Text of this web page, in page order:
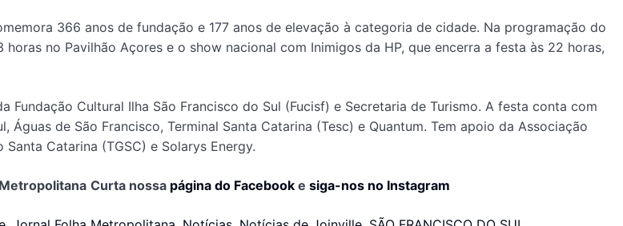
366 anos de fundação e 177 anos de elevação à categoria de cidade. Na programação do
no Pavilhão Açores e o show nacional com Inimigos da HP, que encerra a festa às 22 horas,
Cultural Ilha São Francisco do Sul (Fucisf) e Secretaria de Turismo. A festa conta com
de São Francisco, Terminal Santa Catarina (Tesc) e Quantum. Tem apoio da Associação
Catarina (TGSC) e Solarys Energy.
Curta nossa página do Facebook e siga-nos no Instagram